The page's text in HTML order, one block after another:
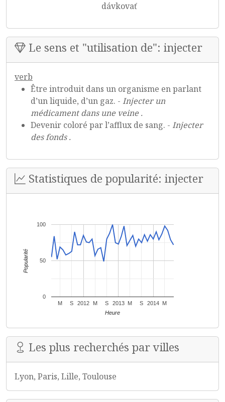
dávkovať
Le sens et "utilisation de": injecter
verb
Être introduit dans un organisme en parlant
d’un liquide, d’un gaz. - Injecter un
médicament dans une veine .
Devenir coloré par l’afflux de sang. - Injecter
des fonds .
Statistiques de popularité: injecter
2012 2013 2014
M S M S M S M
0
50
100
Heure
Popularité
Les plus recherchés par villes
Lyon, Paris, Lille, Toulouse